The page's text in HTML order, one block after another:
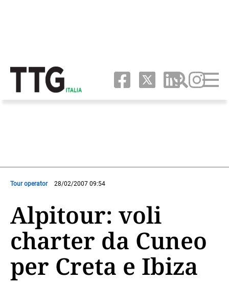
Tour operator 28/02/2007 09:54
Alpitour: voli
charter da Cuneo
per Creta e Ibiza